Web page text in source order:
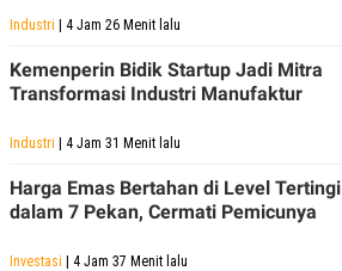
Industri | 4 Jam 26 Menit lalu
Kemenperin Bidik Startup Jadi Mitra
Transformasi Industri Manufaktur
Industri | 4 Jam 31 Menit lalu
Harga Emas Bertahan di Level Tertingi
dalam 7 Pekan, Cermati Pemicunya
Investasi | 4 Jam 37 Menit lalu